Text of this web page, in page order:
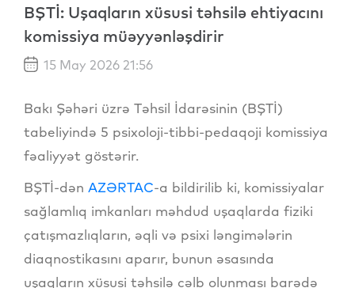
BŞTİ: Uşaqların xüsusi təhsilə ehtiyacını
komissiya müəyyənləşdirir
15 May 2026 21:56
Bakı Şəhəri üzrə Təhsil İdarəsinin (BŞTİ)
tabeliyində 5 psixoloji-tibbi-pedaqoji komissiya
fəaliyyət göstərir.
BŞTİ-dən AZƏRTAC-a bildirilib ki, komissiyalar
sağlamlıq imkanları məhdud uşaqlarda fiziki
çatışmazlıqların, əqli və psixi ləngimələrin
diaqnostikasını aparır, bunun əsasında
uşaqların xüsusi təhsilə cəlb olunması barədə